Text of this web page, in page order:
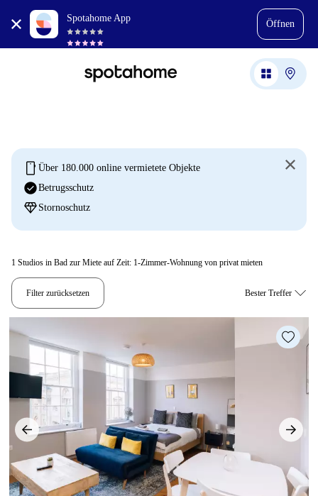
Spotahome App
Öffnen
mobile Über 180.000 online vermietete Objekte
check_circleBetrugsschutz
diamond Stornoschutz
1 Studios in Bad zur Miete auf Zeit: 1-Zimmer-Wohnung von privat mieten
Filter zurücksetzen